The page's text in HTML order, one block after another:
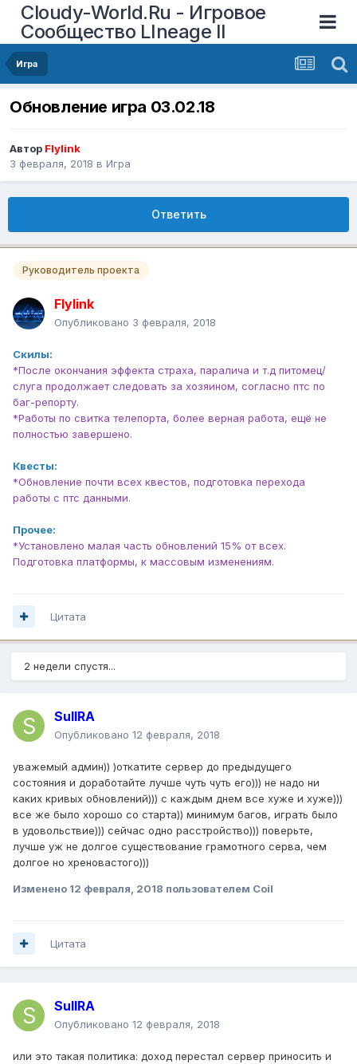
Cloudy-World.Ru - Игровое
Сообщество LIneage II
Игра
Обновление игра 03.02.18
Автор Flylink
3 февраля, 2018 в Игра
Ответить
Руководитель проекта
Flylink
Опубликовано 3 февраля, 2018
Скилы:
*После окончания эффекта страха, паралича и т.д питомец/
слуга продолжает следовать за хозяином, согласно птс по
баг-репорту.
*Работы по свитка телепорта, более верная работа, ещё не
полностью завершено.
Квесты:
*Обновление почти всех квестов, подготовка перехода
работы с птс данными.
Прочее:
*Установлено малая часть обновлений 15% от всех.
Подготовка платформы, к массовым изменениям.
Цитата
2 недели спустя...
SuIIRA
Опубликовано 12 февраля, 2018
уважемый админ)) )откатите сервер до предыдущего
состояния и доработайте лучше чуть чуть его))) не надо ни
каких кривых обновлений))) с каждым днем все хуже и хуже)))
все же было хорошо со старта)) минимум багов, играть было
в удовольствие))) сейчас одно расстройство))) поверьте,
лучше уж не долгое существование грамотного серва, чем
долгое но хреновастого)))
Изменено 12 февраля, 2018 пользователем Coil
Цитата
SuIIRA
Опубликовано 12 февраля, 2018
или это такая политика: доход перестал сервер приносить и